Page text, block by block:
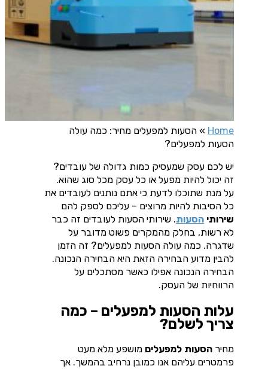
Home
» הסעות למפעלים מחיר: כמה עולה
הסעות למפעלים?
יש לכם עסק שמעסיק כמות גדולה של עובדים?
זה יכול להיות מפעל או כל עסק מכל סוג שהוא.
על מנת שתוכלו לדעת כי אתם נותנים לעובדים את
כל הסיבות להיות מרוצים – עליכם לספק להם
שירותי הסעות. שירותי הסעות לעובדים זה כבר
לא רשות, בחלק מהמקרים פשוט מדובר על
שדגרה. כמה עולה הסעות למפעלים? זה הזמן
להבין מדוע הבחירה הזאת היא הבחירה הנכונה.
הבחירה הנכונה אפילו כאשר מסתכלים על
הרווחיות של העסק.
עלות הסעות למפעלים – כמה
צריך לשלם?
מחיר הסעות למפעלים מושפע מלא מעט
פרמטרים עליהם אנו כמובן נרחיב בהמשך. אך